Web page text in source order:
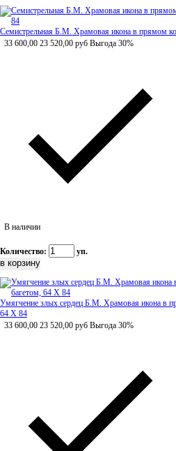
Семистрельная Б.М. Храмовая икона в прямом
33 600,00 23 520,00 руб Выгода 30%
В наличии
Количество: уп.
Умягчение злых сердец Б.М. Храмовая икона в
64 Х 84
33 600,00 23 520,00 руб Выгода 30%